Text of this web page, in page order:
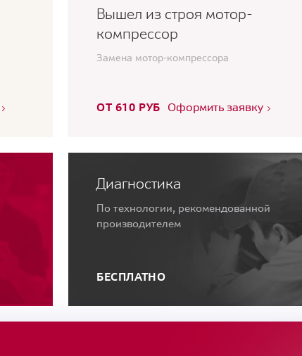
Вышел из строя мотор-
компрессор
Замена мотор-компрессора
ОТ 610 РУБ Оформить заявку
Диагностика
По технологии, рекомендованной
производителем
БЕСПЛАТНО